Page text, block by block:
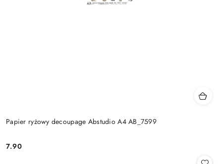
Papier ryżowy decoupage Abstudio A4 AB_7599
Cena:
7.90